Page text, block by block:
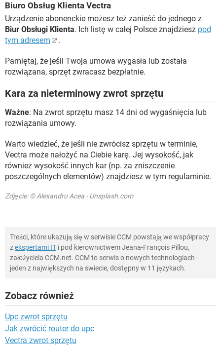
Biuro Obsług Klienta Vectra
Urządzenie abonenckie możesz też zanieść do jednego z
Biur Obsługi Klienta. Ich listę w całej Polsce znajdziesz pod
tym adresem
.
Pamiętaj, że jeśli Twoja umowa wygasła lub została
rozwiązana, sprzęt zwracasz bezpłatnie.
Kara za nieterminowy zwrot sprzętu
Ważne: Na zwrot sprzętu masz 14 dni od wygaśnięcia lub
rozwiązania umowy.
Warto wiedzieć, że jeśli nie zwrócisz sprzętu w terminie,
Vectra może nałożyć na Ciebie karę. Jej wysokość, jak
również wysokość innych kar (np. za zniszczenie
poszczególnych elementów) znajdziesz w tym regulaminie.
Zdjęcie: © Alexandru Acea - Unsplash.com
Treści, które ukazują się w serwisie CCM powstają we współpracy
zekspertami IT i pod kierownictwem Jeana-François Pillou,
założyciela CCM.net. CCM to serwis o nowych technologiach -
jeden z największych na świecie, dostępny w 11 językach.
Zobacz również
Upc zwrot sprzętu
Jak zwrócić router do upc
Vectra zwrot sprzętu